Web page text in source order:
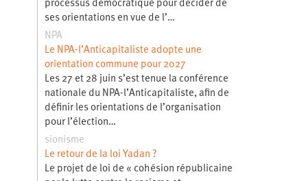
processus démocratique pour décider de
ses orientations en vue de l’…
NPA
Le NPA-l’Anticapitaliste adopte une
orientation commune pour 2027
Les 27 et 28 juin s’est tenue la conférence
nationale du NPA-l’Anticapitaliste, afin de
définir les orientations de l’organisation
pour l’élection…
sionisme
Le retour de la loi Yadan ?
Le projet de loi de « cohésion républicaine